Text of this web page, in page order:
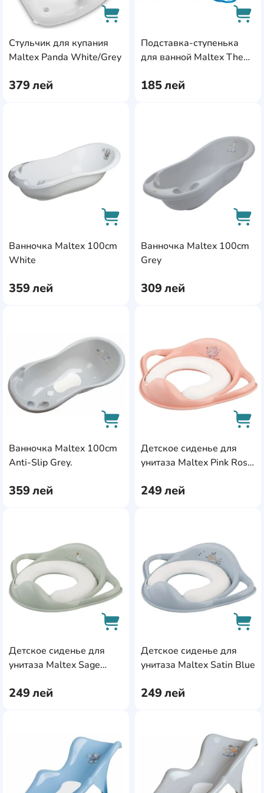
Стульчик для купания
Maltex Panda White/Grey
379лей
AddCardToCart
Подставка-ступенька
для ванной Maltex The
185лей
Ванночка Maltex 100cm
White
359лей
AddCardToCart
Ванночка Maltex 100cm
Grey
309лей
Ванночка Maltex 100cm
Anti-Slip Grey.
359лей
AddCardToCart
Детское сиденье для
унитаза Maltex Pink Rose
249лей
Детское сиденье для
унитаза Maltex Sage
249лей
AddCardToCart
Детское сиденье для
унитаза Maltex Satin Blue
249лей